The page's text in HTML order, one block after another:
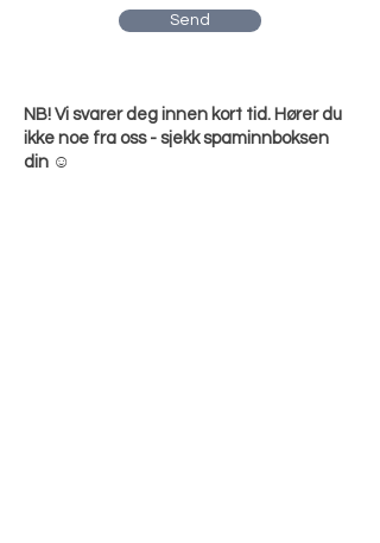
Send
NB! Vi svarer deg innen kort tid. Hører du
ikke noe fra oss - sjekk spaminnboksen
din ☺️